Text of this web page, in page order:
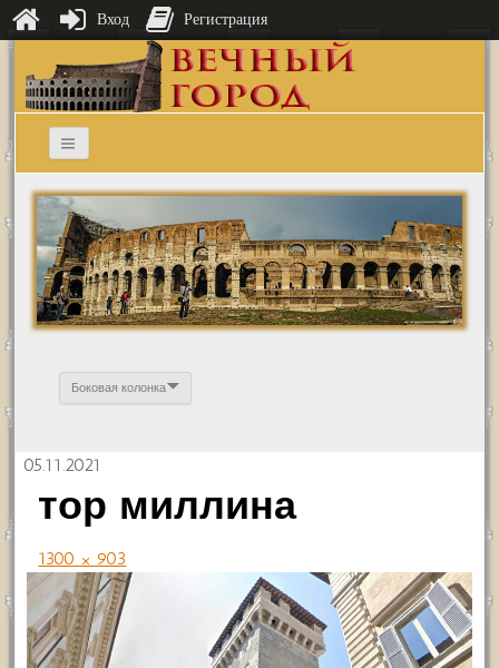
Боковая колонка
05.11.2021
тор миллина
1300 × 903
Вход Регистрация